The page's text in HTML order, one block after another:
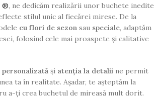
®, ne dedicăm realizării unor buchete inedite
stilul unic al fiecărei mirese. De la
cu flori de sezon sau speciale, adaptăm
folosind cele mai proaspete și calitative
și atenția la detalii ne permit
ta în realitate. Așadar, te așteptăm la
a-ți crea buchetul de mireasă mult dorit.